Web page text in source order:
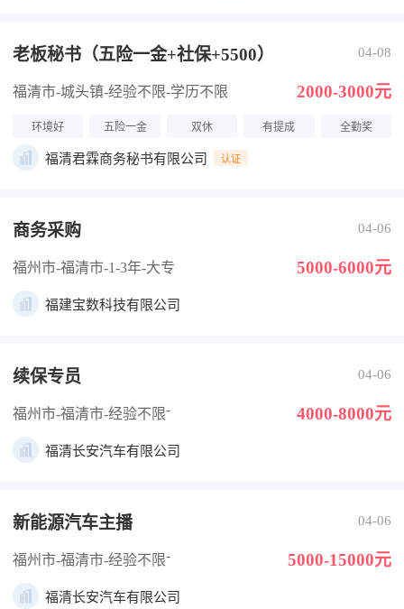
老板秘书（五险一金+社保+5500） 04-08
福清市-城头镇-经验不限-学历不限 2000-3000元
环境好 五险一金 双休 有提成 全勤奖
福清君霖商务秘书有限公司 认证
商务采购 04-06
福州市-福清市-1-3年-大专 5000-6000元
福建宝数科技有限公司
续保专员 04-06
福州市-福清市-经验不限- 4000-8000元
福清长安汽车有限公司
新能源汽车主播 04-06
福州市-福清市-经验不限- 5000-15000元
福清长安汽车有限公司